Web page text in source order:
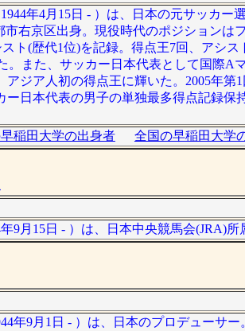
年4月15日 - ）は、日本の元サッカ
市右京区出身。現役時代のポジションは
ト(歴代1位)を記録。得点王7回、アシ
。また、サッカー日本代表として国際A
ジア人初の得点王に輝いた。2005年
日本代表の男子の単独最多得点記録
稲田大学の出身者 全国の早稲田大学
9月15日 - ）は、日本中央競馬会(JRA)所
年9月1日 - ）は、日本のプロデューサ